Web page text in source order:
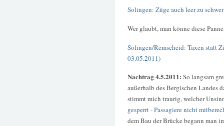
Solingen: Züge auch leer zu
Wer glaubt, man könne diese
Solingen/Remscheid: Taxen statt
03.05.2011)
Nachtrag 4.5.2011: So langsam
außerhalb des Bergischen Landes
stimmt mich traurig, welcher
gesperrt - Passagiere nicht
dem Bau der Brücke begann man